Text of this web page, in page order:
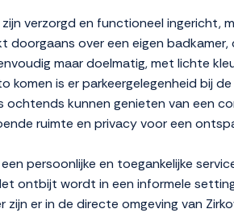
zijn verzorgd en functioneel
doorgaans over een eigen
maar doelmatig, met lichte
komen is er parkeergelegenheid bij
ochtends kunnen genieten van een
ruimte en privacy voor een
persoonlijke en toegankelijke
ontbijt wordt in een informele
zijn er in de directe omgeving van